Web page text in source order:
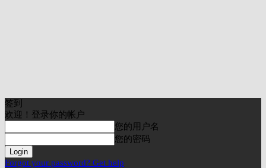
签到
欢迎！登录你的帐户
您的用户名
您的密码
Forgot your password? Get help